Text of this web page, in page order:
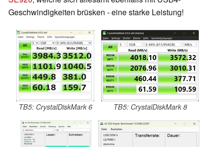
Geschwindigkeiten brüsken - eine starke Leistung!
TB5: CrystalDiskMark 6 TB5: CrystalDiskMark 8